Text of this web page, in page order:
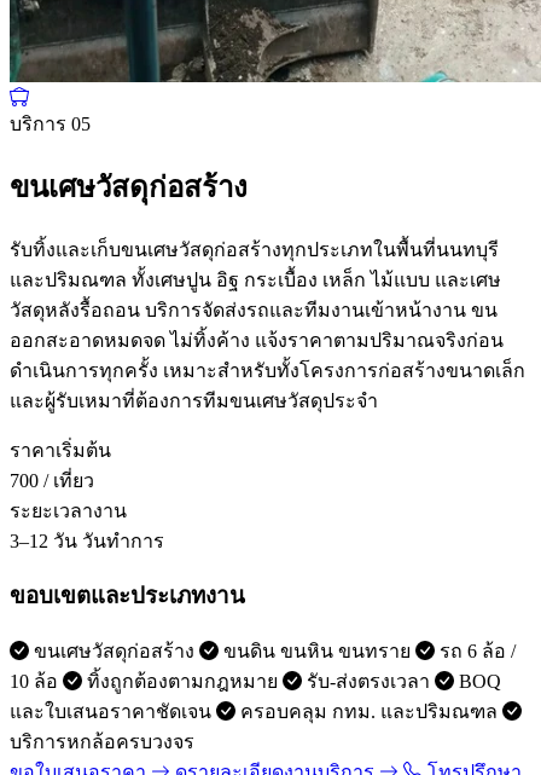
บริการ 05
ขนเศษวัสดุก่อสร้าง
รับทิ้งและเก็บขนเศษวัสดุก่อสร้างทุกประเภทในพื้นที่นนทบุรี
และปริมณฑล ทั้งเศษปูน อิฐ กระเบื้อง เหล็ก ไม้แบบ และเศษ
วัสดุหลังรื้อถอน บริการจัดส่งรถและทีมงานเข้าหน้างาน ขน
ออกสะอาดหมดจด ไม่ทิ้งค้าง แจ้งราคาตามปริมาณจริงก่อน
ดำเนินการทุกครั้ง เหมาะสำหรับทั้งโครงการก่อสร้างขนาดเล็ก
และผู้รับเหมาที่ต้องการทีมขนเศษวัสดุประจำ
ราคาเริ่มต้น
700 / เที่ยว
ระยะเวลางาน
3–12 วัน วันทำการ
ขอบเขตและประเภทงาน
ขนเศษวัสดุก่อสร้าง ขนดิน ขนหิน ขนทราย
รถ 6 ล้อ /
10 ล้อ
ทิ้งถูกต้องตามกฎหมาย รับ-ส่งตรงเวลา
BOQ
และใบเสนอราคาชัดเจน
ครอบคลุม กทม. และปริมณฑล
บริการหกล้อครบวงจร